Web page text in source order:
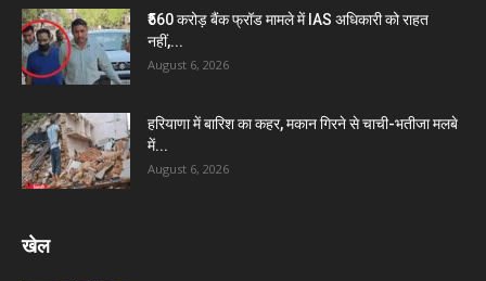
₹560 करोड़ बैंक फ्रॉड मामले में IAS अधिकारी को राहत
नहीं,...
August 6, 2026
हरियाणा में बारिश का कहर, मकान गिरने से चाची-भतीजा मलबे
में...
August 6, 2026
खेल